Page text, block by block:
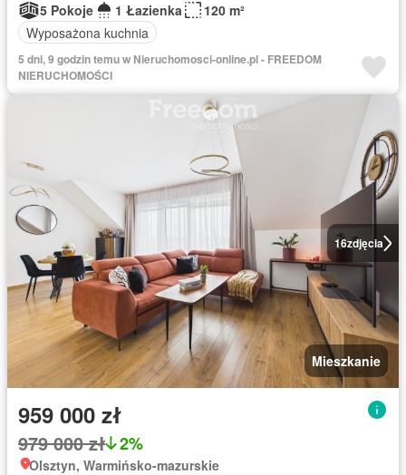
5 Pokoje
1 Łazienka
120 m²
Wyposażona kuchnia
5 dni, 9 godzin temu w Nieruchomosci-online.pl - FREEDOM
NIERUCHOMOŚCI
16zdjęcia
Mieszkanie
959 000 zł
979 000 zł 2%
Olsztyn, Warmińsko-mazurskie